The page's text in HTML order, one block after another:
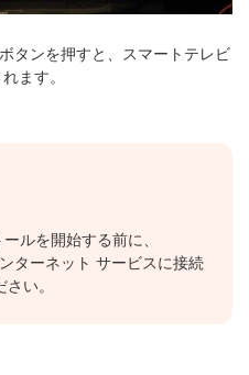
ボタンを押すと、スマートテレビ
ます。
ルを開始する前に、
ターネット サービスに接続
い。